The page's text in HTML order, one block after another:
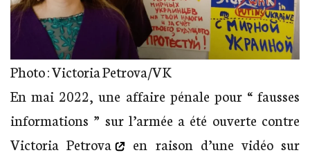
Photo : Victoria Petrova/VK
En mai 2022, une affaire pénale pour “ fausses
informations ” sur l’armée a été ouverte contre
Victoria Petrova
en raison d’une vidéo sur